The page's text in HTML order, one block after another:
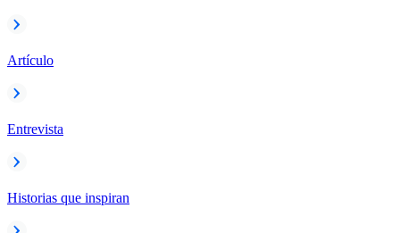
Artículo
Entrevista
Historias que inspiran